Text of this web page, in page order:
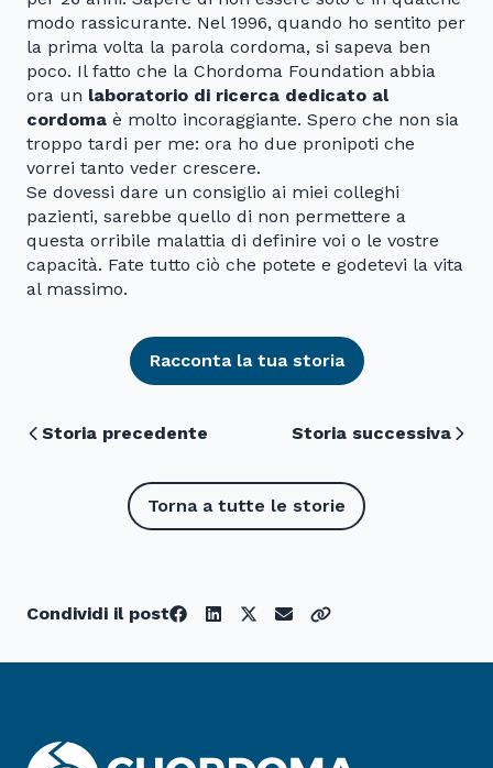
modo rassicurante. Nel 1996, quando ho sentito per
la prima volta la parola cordoma, si sapeva ben
poco. Il fatto che la Chordoma Foundation abbia
ora un laboratorio di ricerca dedicato al
cordoma è molto incoraggiante. Spero che non sia
troppo tardi per me: ora ho due pronipoti che
vorrei tanto veder crescere.
Se dovessi dare un consiglio ai miei colleghi
pazienti, sarebbe quello di non permettere a
questa orribile malattia di definire voi o le vostre
capacità. Fate tutto ciò che potete e godetevi la vita
al massimo.
Racconta la tua storia
Storia precedente Storia successiva
Torna a tutte le storie
Condividi il post